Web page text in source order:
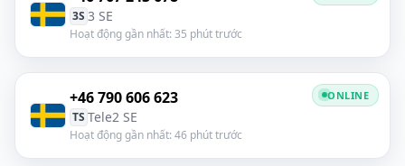
3S 3 SE
Hoạt động gần nhất: 35 phút trước
+46 790 606 623
TS Tele2 SE
Hoạt động gần nhất: 46 phút trước
ONLINE